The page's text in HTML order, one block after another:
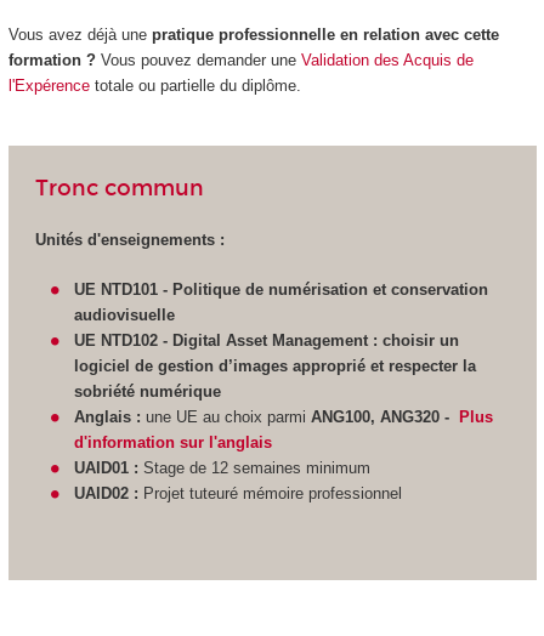
Vous avez déjà unepratique professionnelle en relation avec cette
formation ?Vous pouvez demander une Validation des Acquis de
l'Expérencetotale ou partielle du diplôme.
Tronc commun
Unités d'enseignements :
UE NTD101 - Politique de numérisation et conservation
audiovisuelle
UE NTD102 - Digital Asset Management : choisir un
logiciel de gestion d’images approprié et respecter la
sobriété numérique
Anglais : une UE au choix parmiANG100, ANG320 -
Plus
d'information sur l'anglais
UAID01 :Stage de 12 semaines minimum
UAID02 : Projet tuteuré mémoire professionnel